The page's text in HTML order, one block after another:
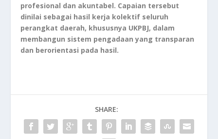
profesional dan akuntabel. Capaian tersebut
dinilai sebagai hasil kerja kolektif seluruh
perangkat daerah, khususnya UKPBJ, dalam
membangun sistem pengadaan yang transparan
dan berorientasi pada hasil.
SHARE: